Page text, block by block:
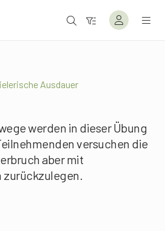
Ausdauer
werden in dieser Übung
versuchen die
aber mit
zurückzulegen.